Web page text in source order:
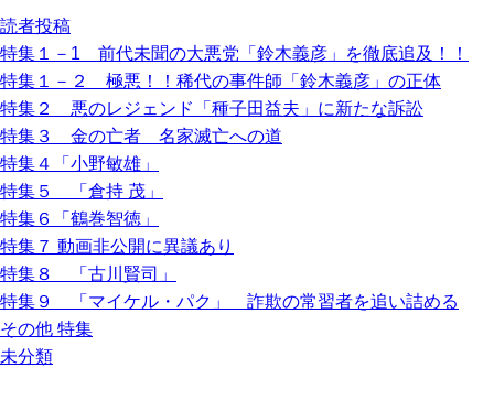
読者投稿
特集１－1 前代未聞の大悪党「鈴木義彦」を徹底追及！！
特集１－２ 極悪！！稀代の事件師「鈴木義彦」の正体
特集２ 悪のレジェンド「種子田益夫」に新たな訴訟
特集３ 金の亡者 名家滅亡への道
特集４「小野敏雄」
特集５ 「倉持 茂」
特集６「鶴巻智徳」
特集７ 動画非公開に異議あり
特集８ 「古川賢司」
特集９ 「マイケル・パク」 詐欺の常習者を追い詰める
その他 特集
未分類